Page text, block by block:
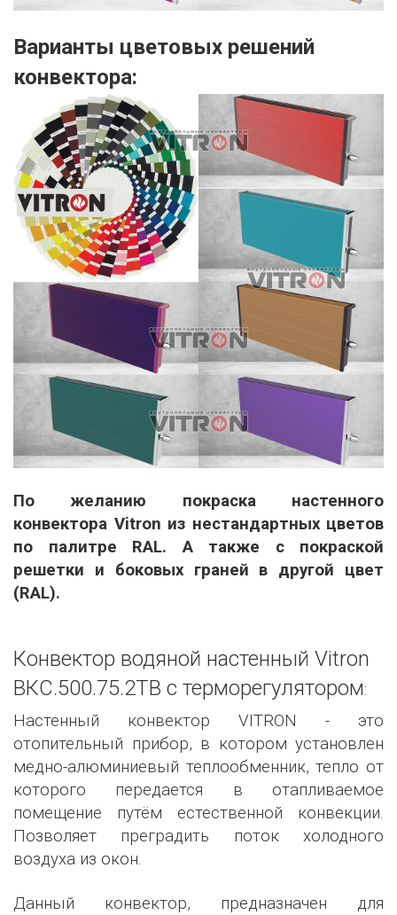
Варианты цветовых решений
конвектора:
По желанию покраска настенного
конвектора Vitron из нестандартных цветов
по палитре RAL. А также с покраской
решетки и боковых граней в другой цвет
(RAL).
Конвектор водяной настенный Vitron
ВКС.500.75.2ТВ с терморегулятором:
Настенный конвектор VITRON - это
отопительный прибор, в котором установлен
медно-алюминиевый теплообменник, тепло от
которого передается в отапливаемое
помещение путём естественной конвекции.
Позволяет преградить поток холодного
воздуха из окон.
Данный конвектор, предназначен для